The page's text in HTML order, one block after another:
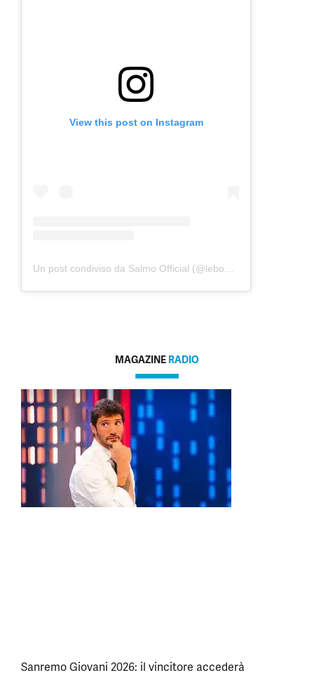
View this post on Instagram
MAGAZINE RADIO
Sanremo Giovani 2026: il vincitore accederà